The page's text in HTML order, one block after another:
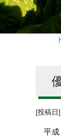
[投稿日
平成